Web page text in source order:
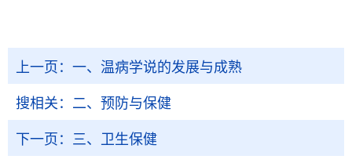
上一页： 一、温病学说的发展与成熟
搜相关： 二、预防与保健
下一页： 三、卫生保健